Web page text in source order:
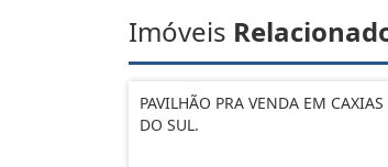
Imóveis
PAVILHÃO PRA VENDA EM CAXIAS
DO SUL.